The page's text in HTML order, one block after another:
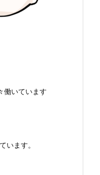
働いています
います。